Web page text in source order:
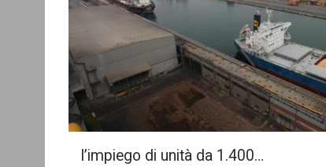
l’impiego di unità da 1.400…